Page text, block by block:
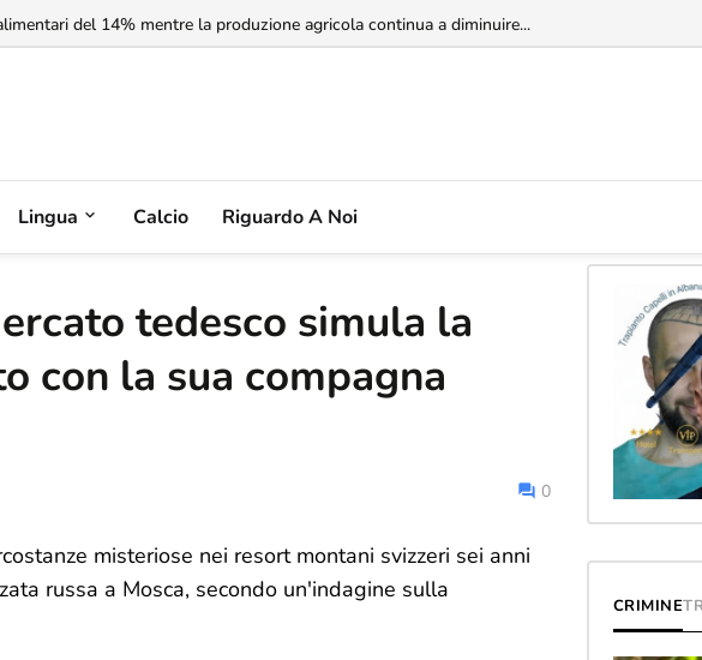
del 14% mentre la produzione agricola continua a diminuire...
non riconosce il Kosovo, ma l'Albania potrebbe riconoscere la Serbia nel cuore della
Lingua Calcio Riguardo A Noi
tedesco simula la
con la sua compagna
0
misteriose nei resort montani svizzeri sei anni
russa a Mosca, secondo un'indagine sulla
CRIMINE